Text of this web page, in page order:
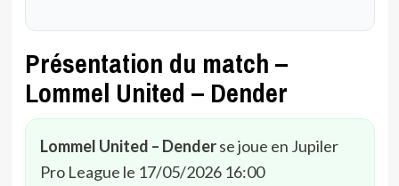
Présentation du match –
Lommel United – Dender
Lommel United – Denderse joue en Jupiler
Pro League le 17/05/2026 16:00